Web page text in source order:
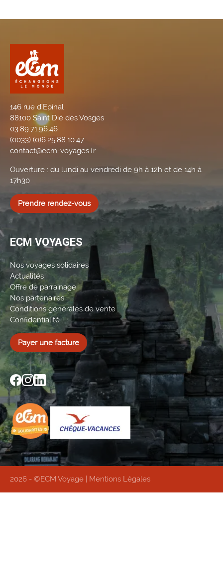
146 rue d'Epinal
88100 Saint Dié des Vosges
03.89.71.96.46
(0033) (0)6.25.88.10.47
contact@ecm-voyages.fr
Ouverture : du lundi au vendredi de 9h à 12h et de 14h à
17h30
Prendre rendez-vous
ECM VOYAGES
Nos voyages solidaires
Actualités
Offre de parrainage
Nos partenaires
Conditions générales de vente
Confidentialité
Payer une facture
2026 - ©ECM Voyage | Mentions Légales